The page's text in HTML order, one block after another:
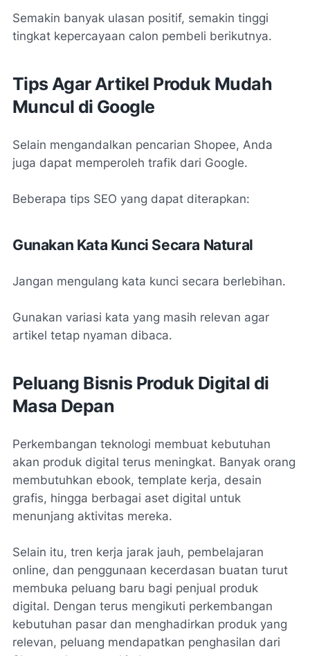
Semakin banyak ulasan positif, semakin tinggi
tingkat kepercayaan calon pembeli berikutnya.
Tips Agar Artikel Produk Mudah
Muncul di Google
Selain mengandalkan pencarian Shopee, Anda
juga dapat memperoleh trafik dari Google.
Beberapa tips SEO yang dapat diterapkan:
Gunakan Kata Kunci Secara Natural
Jangan mengulang kata kunci secara berlebihan.
Gunakan variasi kata yang masih relevan agar
artikel tetap nyaman dibaca.
Peluang Bisnis Produk Digital di
Masa Depan
Perkembangan teknologi membuat kebutuhan
akan produk digital terus meningkat. Banyak orang
membutuhkan ebook, template kerja, desain
grafis, hingga berbagai aset digital untuk
menunjang aktivitas mereka.
Selain itu, tren kerja jarak jauh, pembelajaran
online, dan penggunaan kecerdasan buatan turut
membuka peluang baru bagi penjual produk
digital. Dengan terus mengikuti perkembangan
kebutuhan pasar dan menghadirkan produk yang
relevan, peluang mendapatkan penghasilan dari